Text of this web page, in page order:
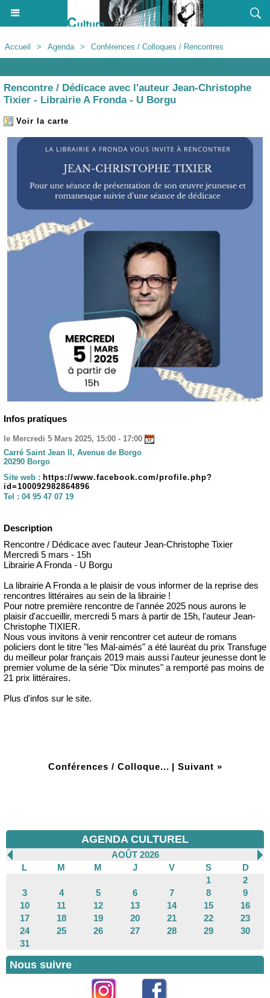
Accueil > Agenda > Conférences / Colloques / Rencontres
Rencontre / Dédicace avec l'auteur Jean-Christophe
Tixier - Librairie A Fronda - U Borgu
Voir la carte
Infos pratiques
le Mercredi 5 Mars 2025, 15:00 - 17:00
Carré Saint Jean II, Avenue de Borgo
20290 Borgo
Site web : https://www.facebook.com/profile.php?
id=100092982864896
Tel : 04 95 47 07 19
Description
Rencontre / Dédicace avec l'auteur Jean-Christophe Tixier
Mercredi 5 mars - 15h
Librairie A Fronda - U Borgu
La librairie A Fronda a le plaisir de vous informer de la reprise des
rencontres littéraires au sein de la librairie !
Pour notre première rencontre de l'année 2025 nous aurons le
plaisir d'accueillir, mercredi 5 mars à partir de 15h, l'auteur Jean-
Christophe TIXIER.
Nous vous invitons à venir rencontrer cet auteur de romans
policiers dont le titre "les Mal-aimés" a été lauréat du prix Transfuge
du meilleur polar français 2019 mais aussi l'auteur jeunesse dont le
premier volume de la série "Dix minutes" a remporté pas moins de
21 prix littéraires.
Plus d'infos sur le site.
Conférences / Colloque... | Suivant »
AGENDA CULTUREL
AOÛT 2026
L
M M J V S
D
1
2
3
4 5 6 7 8
9
10
11 12 13 14 15
16
17
18 19 20 21 22
23
24
25 26 27 28 29
30
31
Nous suivre